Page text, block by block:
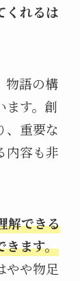
くれるは
物語の構
ます。創
、重要な
内容も非
解できる
きます。
やや物足